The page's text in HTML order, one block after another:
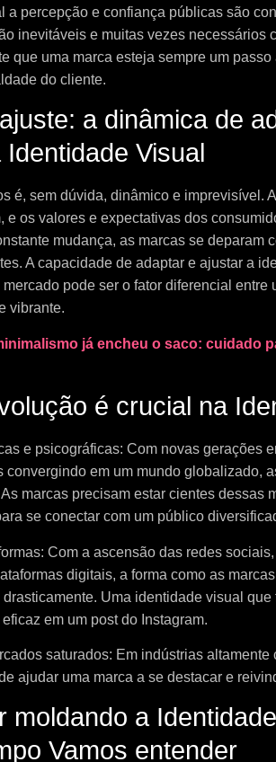
a percepção e confiança públicas são
inevitáveis e muitas vezes necessários
que uma marca esteja sempre um
do cliente.
a dinâmica de
Visual
é, sem dúvida, dinâmico e imprevisível.
e os valores e expectativas dos
mudança, as marcas se deparam
A capacidade de adaptar e ajustar a
pode ser o fator diferencial entre
vibrante.
já encheu o saco: cuidado
é crucial na
e psicográficas: Com novas gerações
convergindo em um mundo globalizado,
marcas precisam estar cientes dessas
se conectar com um público
Com a ascensão das redes
digitais, a forma como as
Uma identidade visual que
em um post do Instagram.
saturados: Em indústrias altamente
ajudar uma marca a se destacar e